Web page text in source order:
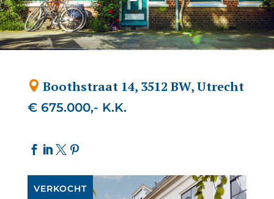
Boothstraat 14, 3512 BW, Utrecht
€ 675.000,- K.K.
VERKOCHT